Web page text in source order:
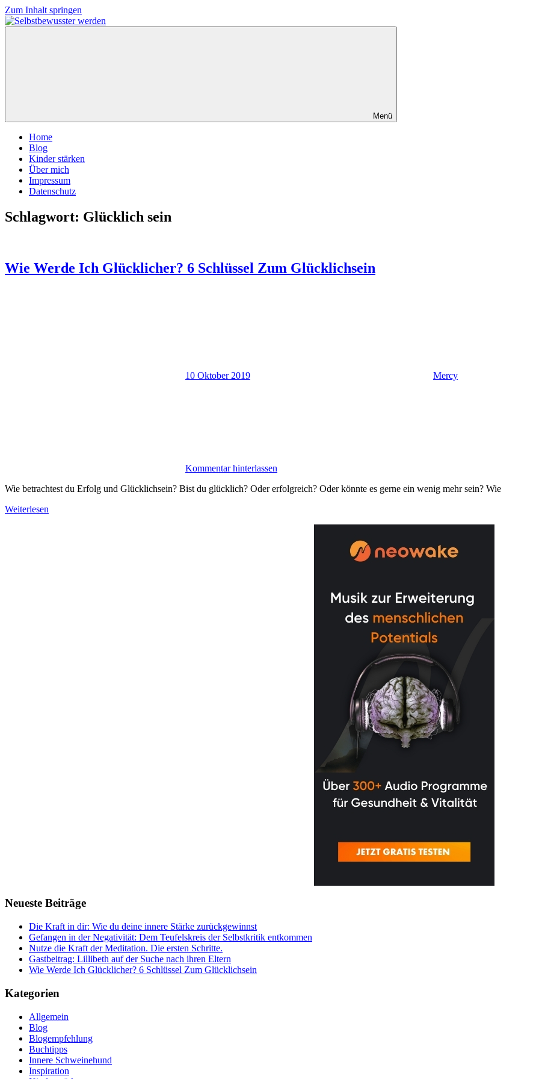
Zum Inhalt springen
Menü
Home
Blog
Kinder stärken
Über mich
Impressum
Datenschutz
Schlagwort: Glücklich sein
Wie Werde Ich Glücklicher? 6 Schlüssel Zum Glücklichsein
10 Oktober 2019 Mercy
Kommentar hinterlassen
Wie betrachtest du Erfolg und Glücklichsein? Bist du glücklich? Oder erfolgreich? Oder könnte es gerne ein wenig mehr sein? Wie
Weiterlesen
Neueste Beiträge
Die Kraft in dir: Wie du deine innere Stärke zurückgewinnst
Gefangen in der Negativität: Dem Teufelskreis der Selbstkritik entkommen
Nutze die Kraft der Meditation. Die ersten Schritte.
Gastbeitrag: Lillibeth auf der Suche nach ihren Eltern
Wie Werde Ich Glücklicher? 6 Schlüssel Zum Glücklichsein
Kategorien
Allgemein
Blog
Blogempfehlung
Buchtipps
Innere Schweinehund
Inspiration